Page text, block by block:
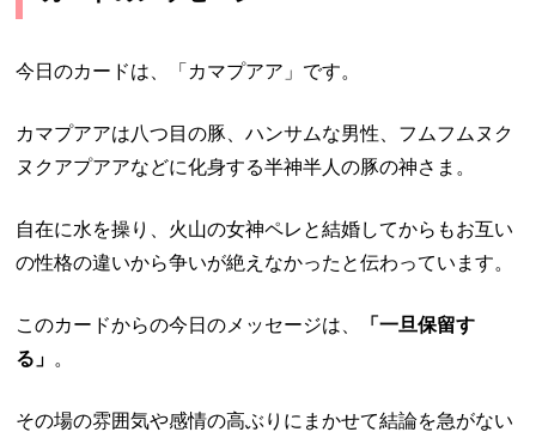
今日のカードは、「カマプアア」です。
カマプアアは八つ目の豚、ハンサムな男性、フムフムヌク
ヌクアプアアなどに化身する半神半人の豚の神さま。
自在に水を操り、火山の女神ペレと結婚してからもお互い
の性格の違いから争いが絶えなかったと伝わっています。
このカードからの今日のメッセージは、
「一旦保留す
る」 。
その場の雰囲気や感情の高ぶりにまかせて結論を急がない